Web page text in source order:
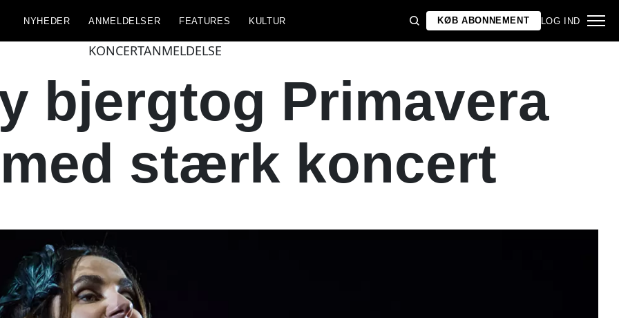
NYHEDER ANMELDELSER FEATURES KULTUR KØB ABONNEMENT LOG IND
KONCERTANMELDELSE
bjergtog Primavera
stærk koncert